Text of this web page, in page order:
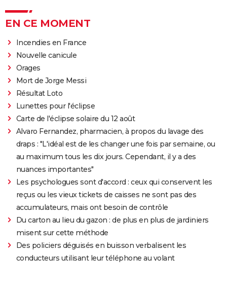
EN CE MOMENT
Incendies en France
Nouvelle canicule
Orages
Mort de Jorge Messi
Résultat Loto
Lunettes pour l'éclipse
Carte de l'éclipse solaire du 12 août
Alvaro Fernandez, pharmacien, à propos du lavage des
draps : "L'idéal est de les changer une fois par semaine, ou
au maximum tous les dix jours. Cependant, il y a des
nuances importantes"
Les psychologues sont d'accord : ceux qui conservent les
reçus ou les vieux tickets de caisses ne sont pas des
accumulateurs, mais ont besoin de contrôle
Du carton au lieu du gazon : de plus en plus de jardiniers
misent sur cette méthode
Des policiers déguisés en buisson verbalisent les
conducteurs utilisant leur téléphone au volant